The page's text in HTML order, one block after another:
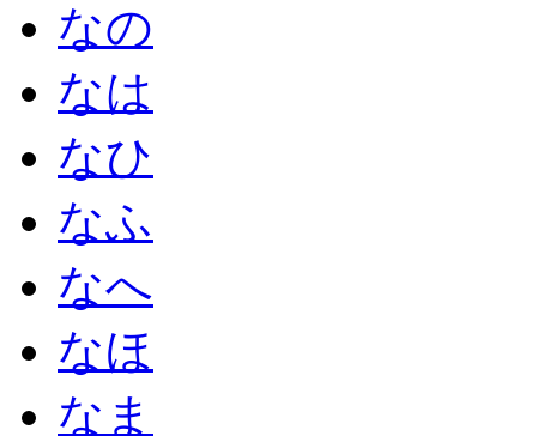
なの
なは
なひ
なふ
なへ
なほ
なま